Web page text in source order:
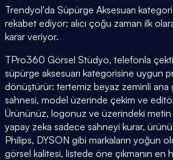
Trendyol'da Süpürge Aksesuarı
rekabet ediyor; alıcı çoğu zaman ilk
karar veriyor.
TPro360 Görsel Stüdyo, telefonla
süpürge aksesuarı kategorisine uygun
dönüştürür: tertemiz beyaz zeminli ana
sahnesi, model üzerinde çekim ve
Ürününüz, logonuz ve üzerindeki
yapay zeka sadece sahneyi kurar,
Philips, DYSON gibi markaların yoğun
görsel kalitesi, listede öne çıkmanın en